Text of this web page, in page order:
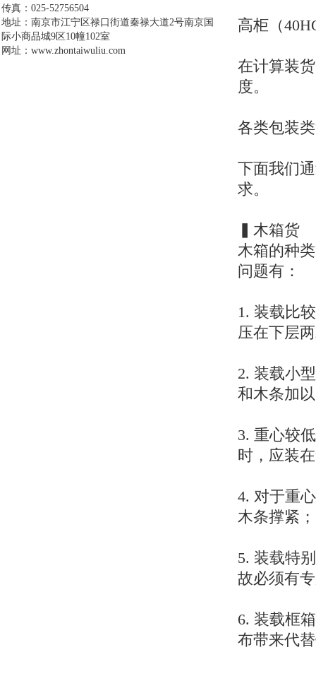
传真：025-52756504
地址：南京市江宁区禄口街道秦禄大道2号南京国
际小商品城9区10幢102室
网址：www.zhontaiwuliu.com
高柜（
在计算装
度。
各类包装
下面我们
求。
▍木箱货
木箱的种
问题有：
1. 装载比
压在下层
2. 装载小
和木条加
3. 重心较
时，应装
4. 对于重
木条撑紧；
5. 装载特
故必须有
6. 装载框
布带来代